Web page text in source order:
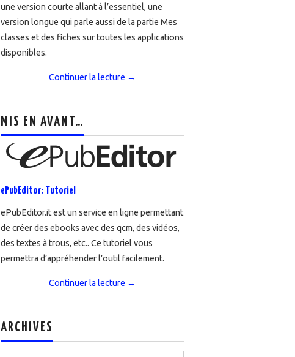
une version courte allant à l’essentiel, une
version longue qui parle aussi de la partie Mes
classes et des fiches sur toutes les applications
disponibles.
Continuer la lecture →
MIS EN AVANT…
ePubEditor: Tutoriel
ePubEditor.it est un service en ligne permettant
de créer des ebooks avec des qcm, des vidéos,
des textes à trous, etc.. Ce tutoriel vous
permettra d’appréhender l’outil facilement.
Continuer la lecture →
ARCHIVES